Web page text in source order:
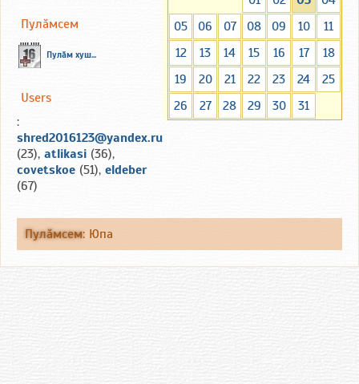
05
06 07 08 09 10
11
12
13 14 15 16 17
18
19
20 21 22 23 24
25
26
27 28 29 30 31
Пулăмсем
Пулăм хуш...
Users
:
shred2016123@yandex.ru
(23), atlikasi (36),
covetskoe (51), eldeber
(67)
Пулăмсем: Юпа